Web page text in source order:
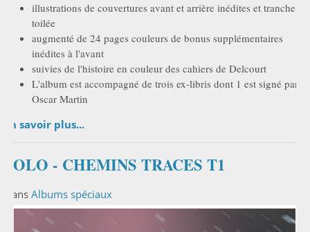
illustrations de couvertures avant et arrière inédites et tranche
toilée
augmenté de 24 pages couleurs de bonus supplémentaires
inédites à l'avant
suivies de l'histoire en couleur des cahiers de Delcourt
L'album est accompagné de trois ex-libris dont 1 est signé par
Oscar Martin
En savoir plus...
SOLO - CHEMINS TRACES T1
Dans Albums spéciaux